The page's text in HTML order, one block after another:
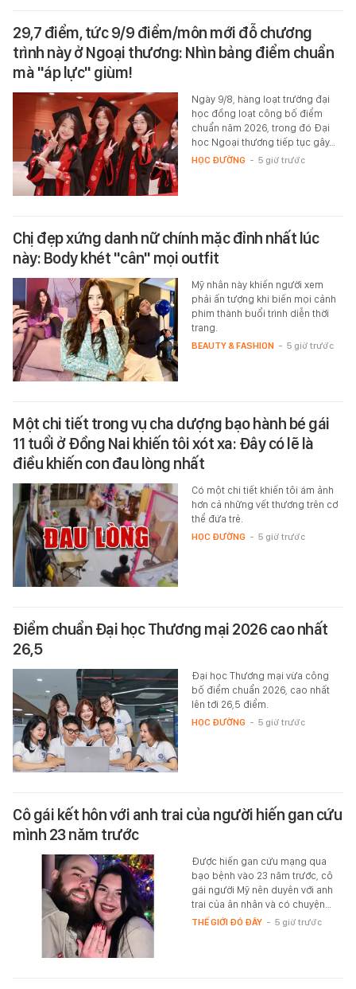
29,7 điểm, tức 9/9 điểm/môn mới đỗ chương
trình này ở Ngoại thương: Nhìn bảng điểm chuẩn
mà "áp lực" giùm!
Ngày 9/8, hàng loạt trường đại
học đồng loạt công bố điểm
chuẩn năm 2026, trong đó Đại
học Ngoại thương tiếp tục gây…
HỌC ĐƯỜNG - 5 giờ trước
Chị đẹp xứng danh nữ chính mặc đỉnh nhất lúc
này: Body khét "cân" mọi outfit
Mỹ nhân này khiến người xem
phải ấn tượng khi biến mọi cảnh
phim thành buổi trình diễn thời
trang.
BEAUTY & FASHION - 5 giờ trước
Một chi tiết trong vụ cha dượng bạo hành bé gái
11 tuổi ở Đồng Nai khiến tôi xót xa: Đây có lẽ là
điều khiến con đau lòng nhất
Có một chi tiết khiến tôi ám ảnh
hơn cả những vết thương trên cơ
thể đứa trẻ.
HỌC ĐƯỜNG - 5 giờ trước
Điểm chuẩn Đại học Thương mại 2026 cao nhất
26,5
Đại học Thương mại vừa công
bố điểm chuẩn 2026, cao nhất
lên tới 26,5 điểm.
HỌC ĐƯỜNG - 5 giờ trước
Cô gái kết hôn với anh trai của người hiến gan cứu
mình 23 năm trước
Được hiến gan cứu mạng qua
bạo bệnh vào 23 năm trước, cô
gái người Mỹ nên duyên với anh
trai của ân nhân và có chuyện…
THẾ GIỚI ĐÓ ĐÂY - 5 giờ trước